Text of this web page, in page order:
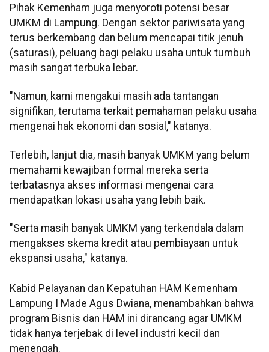
Pihak Kemenham juga menyoroti potensi besar
UMKM di Lampung. Dengan sektor pariwisata yang
terus berkembang dan belum mencapai titik jenuh
(saturasi), peluang bagi pelaku usaha untuk tumbuh
masih sangat terbuka lebar.
"Namun, kami mengakui masih ada tantangan
signifikan, terutama terkait pemahaman pelaku usaha
mengenai hak ekonomi dan sosial," katanya.
Terlebih, lanjut dia, masih banyak UMKM yang belum
memahami kewajiban formal mereka serta
terbatasnya akses informasi mengenai cara
mendapatkan lokasi usaha yang lebih baik.
"Serta masih banyak UMKM yang terkendala dalam
mengakses skema kredit atau pembiayaan untuk
ekspansi usaha," katanya.
Kabid Pelayanan dan Kepatuhan HAM Kemenham
Lampung I Made Agus Dwiana, menambahkan bahwa
program Bisnis dan HAM ini dirancang agar UMKM
tidak hanya terjebak di level industri kecil dan
menengah.